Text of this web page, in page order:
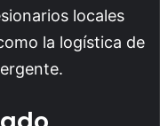
locales
la logística de